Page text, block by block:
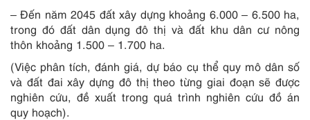
– Đến năm 2045 đất xây dựng khoảng 6.000 – 6.500 ha,
trong đó đất dân dụng đô thị và đất khu dân cư nông
thôn khoảng 1.500 – 1.700 ha.
(Việc phân tích, đánh giá, dự báo cụ thể quy mô dân số
và đất đai xây dựng đô thị theo từng giai đoạn sẽ được
nghiên cứu, đề xuất trong quá trình nghiên cứu đồ án
quy hoạch).